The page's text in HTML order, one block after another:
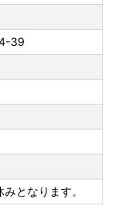
39
となります。